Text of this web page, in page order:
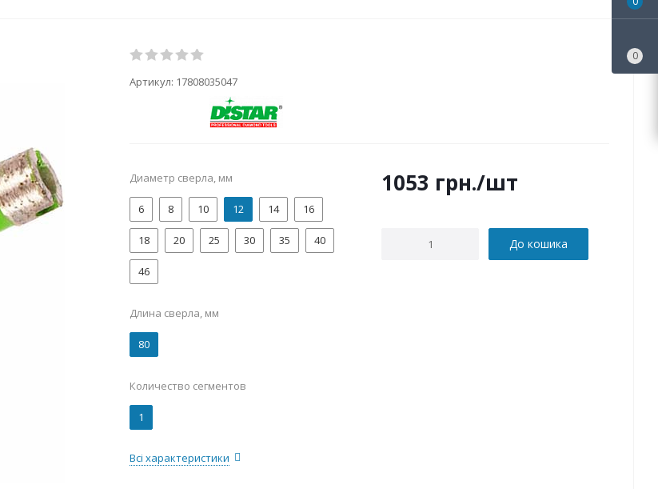
Артикул: 17808035047
Диаметр сверла, мм
6 8 10 12 14 16
18 20 25 30 35 40
46
Длина сверла, мм
80
Количество сегментов
1
Всі характеристики
1053 грн./шт
До кошика
0